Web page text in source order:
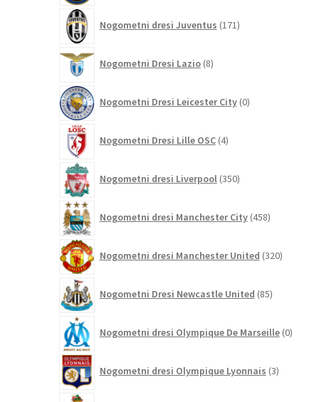
Nogometni dresi Juventus 171izdelkov
Nogometni Dresi Lazio 8izdelkov
Nogometni Dresi Leicester City 0izdelkov
Nogometni Dresi Lille OSC 4izdelki
Nogometni dresi Liverpool 350izdelkov
Nogometni dresi Manchester City 458izdelkov
Nogometni dresi Manchester United 320izdelkov
Nogometni Dresi Newcastle United 85izdelkov
Nogometni dresi Olympique De Marseille 0
Nogometni dresi Olympique Lyonnais 3izdelki